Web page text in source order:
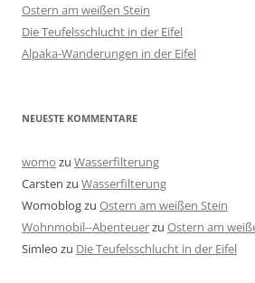
Ostern am weißen Stein
Die Teufelsschlucht in der Eifel
Alpaka-Wanderungen in der Eifel
NEUESTE KOMMENTARE
womo zu Wasserfilterung
Carsten zu Wasserfilterung
Womoblogzu Ostern am weißen Stein
Wohnmobil--Abenteuerzu Ostern am
Simleo zu Die Teufelsschlucht in der Eifel